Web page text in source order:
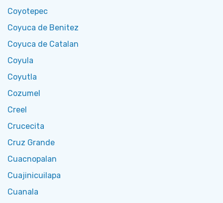
Coyotepec
Coyuca de Benitez
Coyuca de Catalan
Coyula
Coyutla
Cozumel
Creel
Crucecita
Cruz Grande
Cuacnopalan
Cuajinicuilapa
Cuanala